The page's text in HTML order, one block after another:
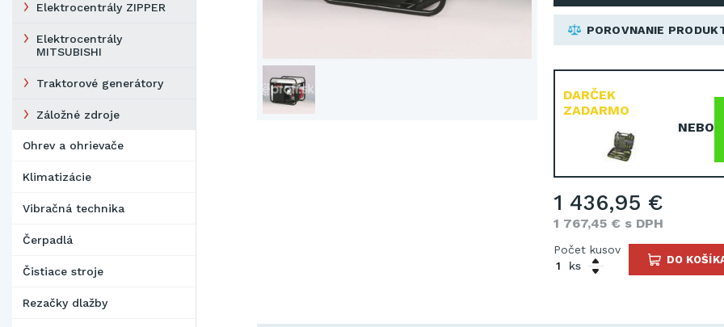
Elektrocentrály ZIPPER
Elektrocentrály
MITSUBISHI
Traktorové generátory
Záložné zdroje
Ohrev a ohrievače
Klimatizácie
Vibračná technika
Čerpadlá
Čistiace stroje
Rezačky dlažby
POROVNANIE
DARČEK
ZADARMO
NEBO
1 436,95 €
1 767,45 € s DPH
Počet kusov
ks
DO